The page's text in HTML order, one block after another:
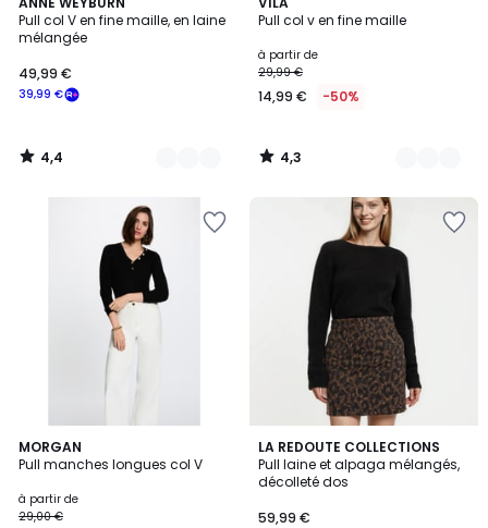
Pull col V en fine maille, en laine
mélangée
39,99 €
49,99 €
/ 5
3
Couleurs
4,4
/
Pull col v en fine maille
à partir de
29,99 €
14,99 € -50%
/ 5
23
Couleurs
4,3
/
MORGAN
Pull manches longues col V
à partir de
29,00 €
5
Couleurs
LA REDOUTE COLLECTIONS
Pull laine et alpaga mélangés,
décolleté dos
59,99 €
3,5
/ 5
2
Couleurs